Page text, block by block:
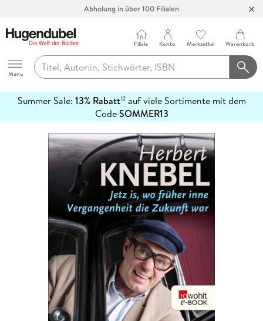
Hugendubel
Menu
Filiale Konto Merkzettel Warenkorb
Summer Sale: 13% Rabatt12auf viele Sortimente mit dem
CodeSOMMER13
erfahren